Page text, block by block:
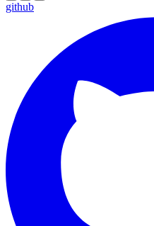
github